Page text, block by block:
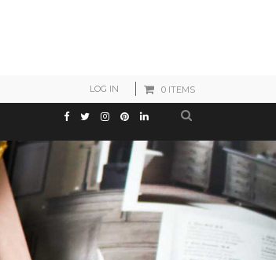
LOG IN 0 ITEMS